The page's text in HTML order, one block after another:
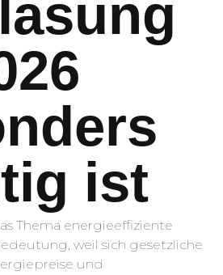
ist
Thema energieeffiziente
weil sich gesetzliche
und